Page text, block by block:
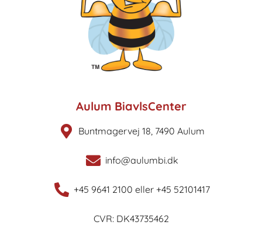
Aulum BiavlsCenter
Buntmagervej 18, 7490 Aulum
info@aulumbi.dk
+45 9641 2100 eller +45 52101417
CVR: DK43735462